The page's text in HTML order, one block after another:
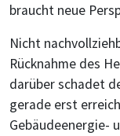
braucht neue
Nicht
Rücknahme des
darüber schadet
gerade erst
Gebäudeenergie-